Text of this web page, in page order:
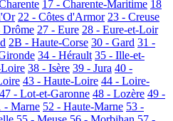
17 - Charente-Maritime 18
22 - Côtes d'Armor 23 - Creuse
Drôme 27 - Eure 28 - Eure-et-Loir
2B - Haute-Corse 30 - Gard 31 -
34 - Hérault 35 - Ille-et-
38 - Isère 39 - Jura 40 -
43 - Haute-Loire 44 - Loire-
47 - Lot-et-Garonne 48 - Lozère 49 -
- Marne 52 - Haute-Marne 53 -